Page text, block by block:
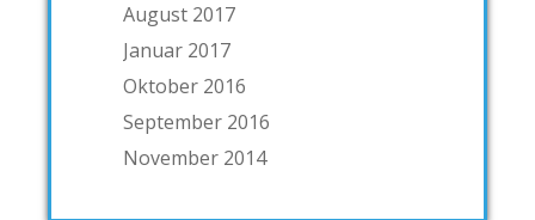
August 2017
Januar 2017
Oktober 2016
September 2016
November 2014